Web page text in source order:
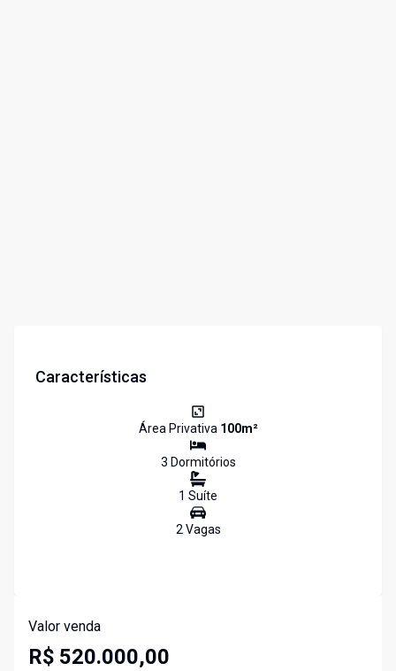
Características
Área Privativa 100m²
3 Dormitórios
1 Suíte
2Vagas
Valor venda
R$ 520.000,00